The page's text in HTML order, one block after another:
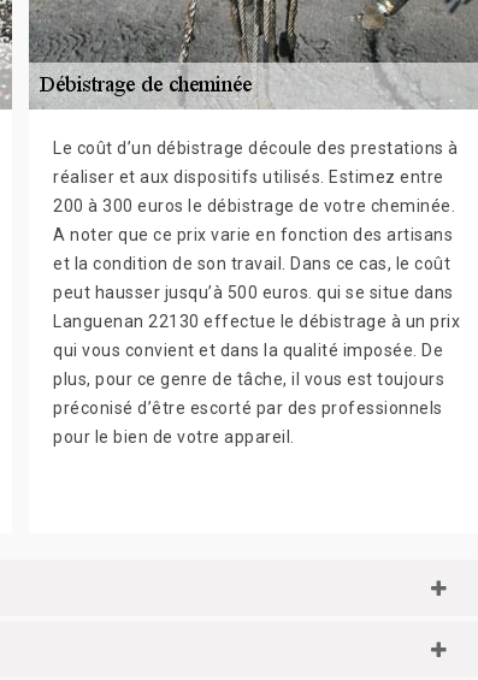
Le coût d’un débistrage découle des prestations à
réaliser et aux dispositifs utilisés. Estimez entre
200 à 300 euros le débistrage de votre cheminée.
A noter que ce prix varie en fonction des artisans
et la condition de son travail. Dans ce cas, le coût
peut hausser jusqu’à 500 euros. qui se situe dans
Languenan 22130 effectue le débistrage à un prix
qui vous convient et dans la qualité imposée. De
plus, pour ce genre de tâche, il vous est toujours
préconisé d’être escorté par des professionnels
pour le bien de votre appareil.